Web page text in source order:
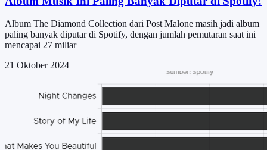
Album The Diamond Collection dari Post Malone masih jadi album
paling banyak diputar di Spotify, dengan jumlah pemutaran saat ini
mencapai 27 miliar
21 Oktober 2024